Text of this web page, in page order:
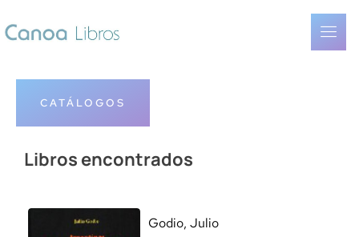
CATÁLOGOS
Libros encontrados
Godio, Julio